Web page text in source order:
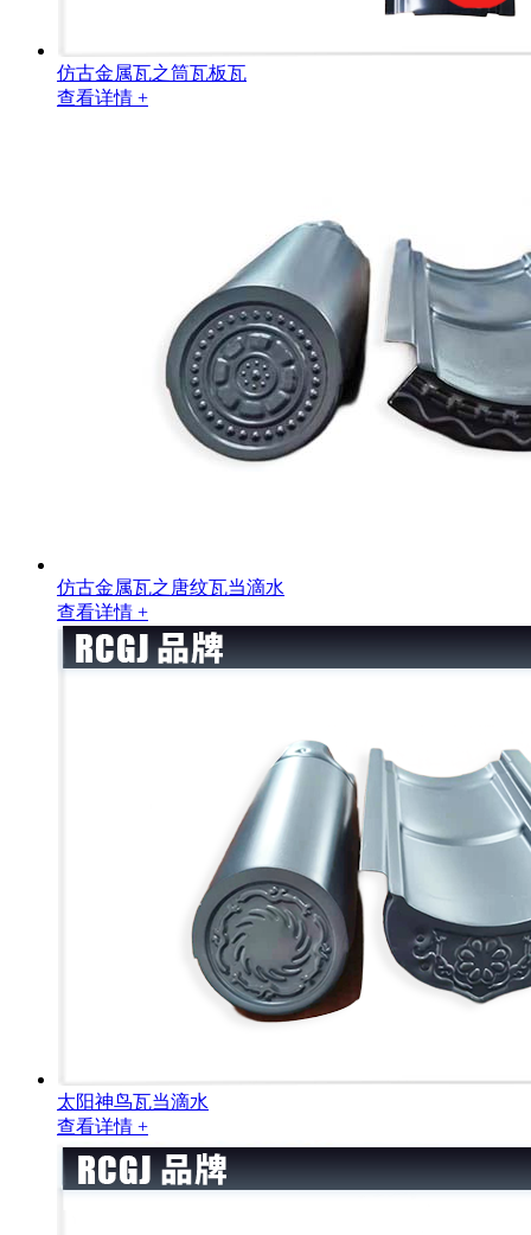
仿古金属瓦之筒瓦板瓦
查看详情 +
仿古金属瓦之唐纹瓦当滴水
查看详情 +
太阳神鸟瓦当滴水
查看详情 +